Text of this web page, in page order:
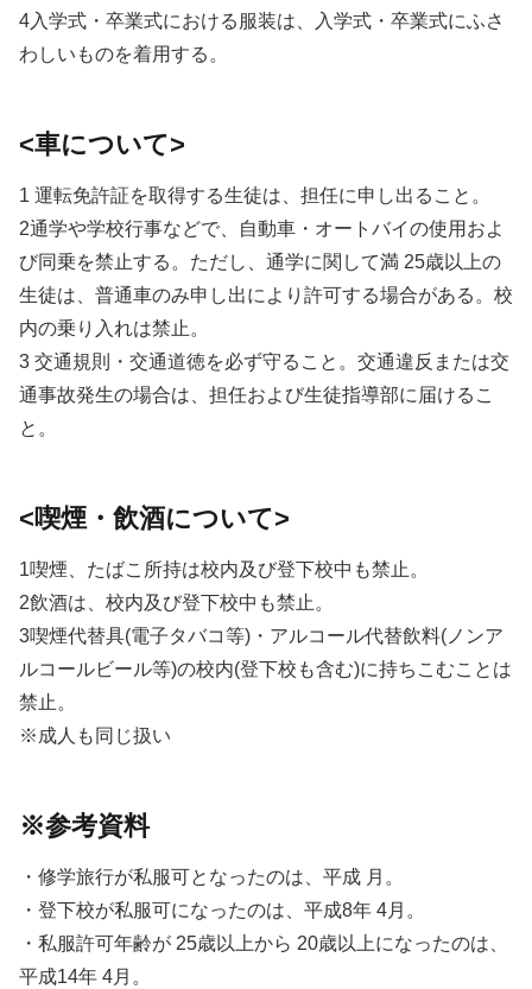
4入学式・卒業式における服装は、入学式・卒業式にふさ
わしいものを着用する。
<車について>
1 運転免許証を取得する生徒は、担任に申し出ること。
2通学や学校行事などで、自動車・オートバイの使用およ
び同乗を禁止する。ただし、通学に関して満 25歳以上の
生徒は、普通車のみ申し出により許可する場合がある。校
内の乗り入れは禁止。
3 交通規則・交通道徳を必ず守ること。交通違反または交
通事故発生の場合は、担任および生徒指導部に届けるこ
と。
<喫煙・飲酒について>
1喫煙、たばこ所持は校内及び登下校中も禁止。
2飲酒は、校内及び登下校中も禁止。
3喫煙代替具(電子タバコ等)・アルコール代替飲料(ノンア
ルコールビール等)の校内(登下校も含む)に持ちこむことは
禁止。
※成人も同じ扱い
※参考資料
・修学旅行が私服可となったのは、平成 月。
・登下校が私服可になったのは、平成8年 4月。
・私服許可年齢が 25歳以上から 20歳以上になったのは、
平成14年 4月。